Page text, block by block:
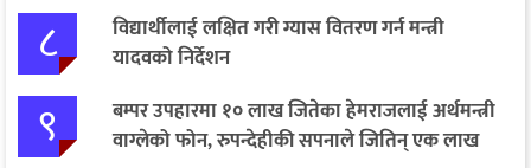
८
विद्यार्थीलाई लक्षित गरी ग्यास वितरण गर्न मन्त्री
यादवको निर्देशन
९
बम्पर उपहारमा १० लाख जितेका हेमराजलाई अर्थमन्त्री
वाग्लेको फोन, रुपन्देहीकी सपनाले जितिन् एक लाख